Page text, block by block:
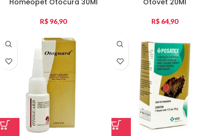
Homeopet Otocura 30Ml
R$ 96,90
Otovet 20Ml
R$ 64,90